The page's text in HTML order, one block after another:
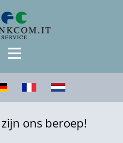
ons beroep!